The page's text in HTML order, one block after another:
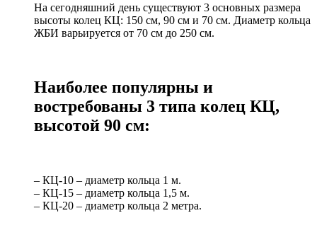
На сегодняшний день существуют 3 основных размера
высоты колец КЦ: 150 см, 90 см и 70 см. Диаметр кольца
ЖБИ варьируется от 70 см до 250 см.
Наиболее популярны и
востребованы 3 типа колец КЦ,
высотой 90 см:
– КЦ-10 – диаметр кольца 1 м.
– КЦ-15 – диаметр кольца 1,5 м.
– КЦ-20 – диаметр кольца 2 метра.